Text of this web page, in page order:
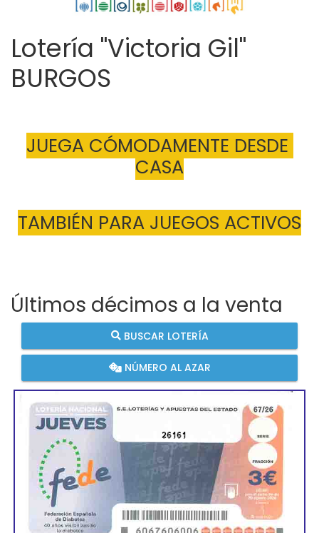
Lotería "Victoria Gil"
BURGOS
JUEGA CÓMODAMENTE DESDE
CASA
TAMBIÉN PARA JUEGOS ACTIVOS
Últimos décimos a la venta
BUSCAR LOTERÍA
NÚMERO AL AZAR
26161